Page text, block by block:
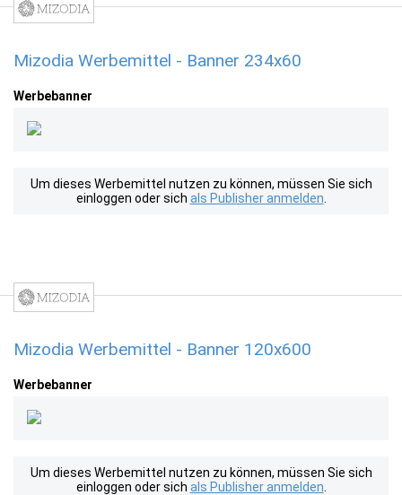
Mizodia Werbemittel - Banner 234x60
Werbebanner
Um dieses Werbemittel nutzen zu können, müssen Sie sich
einloggen oder sich als Publisher anmelden
Mizodia Werbemittel - Banner 120x600
Werbebanner
Um dieses Werbemittel nutzen zu können, müssen Sie sich
einloggen oder sich als Publisher anmelden